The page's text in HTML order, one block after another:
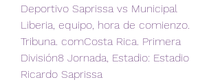
Deportivo Saprissa vs Municipal
Liberia, equipo, hora de comienzo.
Tribuna. comCosta Rica. Primera
División8 Jornada, Estadio: Estadio
Ricardo Saprissa